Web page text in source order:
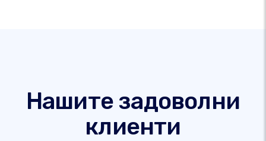
Нашите задоволни
клиенти